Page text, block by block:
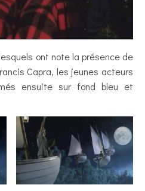
ont note la présence de
Capra, les jeunes acteurs
ensuite sur fond bleu et